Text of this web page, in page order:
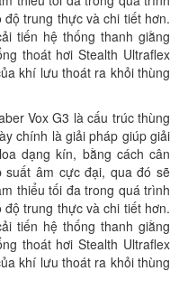
trung thực và chi tiết hơn.
tiến hệ thống thanh giằng
thoát hơi Stealth Ultraflex
khí lưu thoát ra khỏi thùng
Vox G3 là cấu trúc thùng
chính là giải pháp giúp giải
dạng kín, bằng cách cân
âm cực đại, qua đó sẽ
thiểu tối đa trong quá trình
trung thực và chi tiết hơn.
tiến hệ thống thanh giằng
thoát hơi Stealth Ultraflex
khí lưu thoát ra khỏi thùng